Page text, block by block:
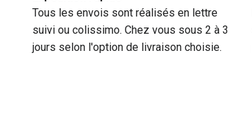
Tous les envois sont réalisés en lettre
suivi ou colissimo. Chez vous sous 2 à 3
jours selon l'option de livraison choisie.